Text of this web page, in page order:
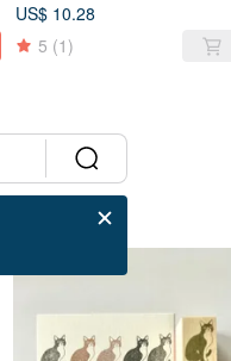
US$ 10.28
5 (1)